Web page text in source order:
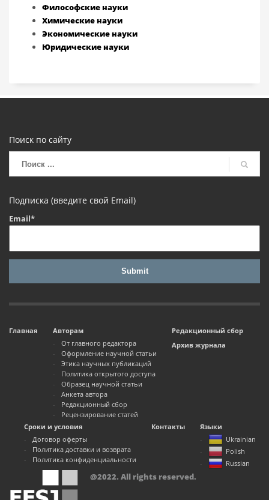
Философские науки
Химические науки
Экономические науки
Юридические науки
Поиск по сайту
Подписка (введите свой Email)
Email*
Главная
Авторам
От главного редактора
Оформление научной статьи
Этика научных публикаций
Политика открытого доступа
Образец научной статьи
Анкета автора
Редакционный сбор
Рецензирование статей
Редакционный сбор
Архив журнала
Сроки и условия
Договор оферты
Политика доставки и возврата
Политика конфиденциальности
Контакты
Языки
Ukrainian
Polish
Russian
@2022. All rights reserved.